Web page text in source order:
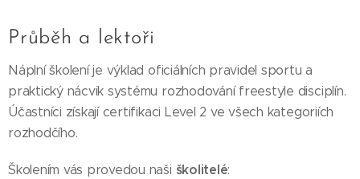
Průběh a lektoři
Náplní školení je výklad oficiálních pravidel sportu a
praktický nácvik systému rozhodování freestyle disciplín.
Účastníci získají certifikaci Level 2 ve všech kategoriích
rozhodčího.
Školením vás provedou naši školitelé: